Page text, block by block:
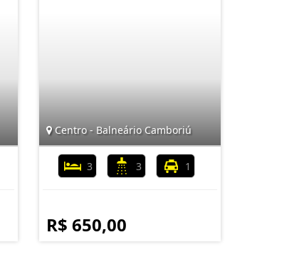
Centro - Balneário Camboriú
3 3 1
R$ 650,00